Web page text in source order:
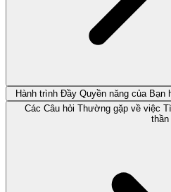
Hành trình Đầy Quyền năng của Bạn
Các Câu hỏi Thường gặp về việc
thần